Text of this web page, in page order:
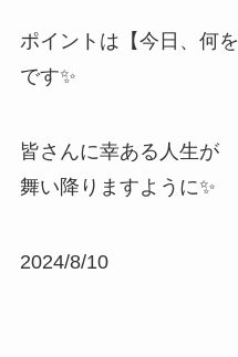
ポイントは【今日、何
です✨
皆さんに幸ある人生が
舞い降りますように✨
2024/8/10